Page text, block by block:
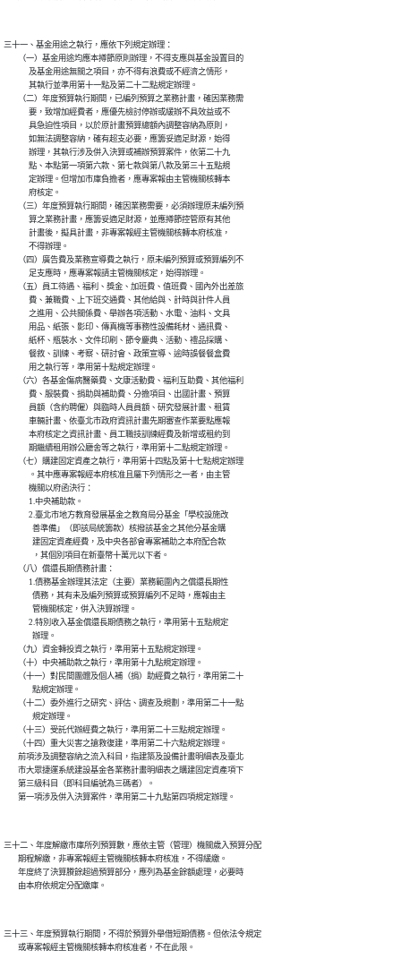
三十一、基金用途之執行，應依下列規定辦理：
        （一）基金用途均應本撙節原則辦理，不得支應與基金設置目的
              及基金用途無關之項目，亦不得有浪費或不經濟之情形，
              其執行並準用第十一點及第二十二點規定辦理。
        （二）年度預算執行期間，已編列預算之業務計畫，確因業務需
              要，致增加經費者，應優先檢討停辦或緩辦不具效益或不
              具急迫性項目，以於原計畫預算總額內調整容納為原則，
              如無法調整容納，確有超支必要，應籌妥適足財源，始得
              辦理，其執行涉及併入決算或補辦預算案件，依第二十九
              點、本點第一項第六款、第七款與第八款及第三十五點規
              定辦理。但增加市庫負擔者，應專案報由主管機關核轉本
              府核定。
        （三）年度預算執行期間，確因業務需要，必須辦理原未編列預
              算之業務計畫，應籌妥適足財源，並應撙節控管原有其他
              計畫後，擬具計畫，非專案報經主管機關核轉本府核准，
              不得辦理。
        （四）廣告費及業務宣導費之執行，原未編列預算或預算編列不
              足支應時，應專案報請主管機關核定，始得辦理。
        （五）員工待遇、福利、獎金、加班費、值班費、國內外出差旅
              費、兼職費、上下班交通費、其他給與、計時與計件人員
              之進用、公共關係費、舉辦各項活動、水電、油料、文具
              用品、紙張、影印、傳真機等事務性設備耗材、通訊費、
              紙杯、瓶裝水、文件印刷、節令慶典、活動、禮品採購、
              餐敘、訓練、考察、研討會、政策宣導、逾時誤餐餐盒費
              用之執行等，準用第十點規定辦理。
        （六）各基金傷病醫藥費、文康活動費、福利互助費、其他福利
              費、服裝費、捐助與補助費、分擔項目、出國計畫、預算
              員額（含約聘僱）與臨時人員員額、研究發展計畫、租賃
              車輛計畫、依臺北市政府資訊計畫先期審查作業要點應報
              本府核定之資訊計畫、員工職技訓練經費及新增或租約到
              期繼續租用辦公廳舍等之執行，準用第十二點規定辦理。
        （七）購建固定資產之執行，準用第十四點及第十七點規定辦理
              。其中應專案報經本府核准且屬下列情形之一者，由主管
              機關以府函決行：
              1.中央補助款。
              2.臺北市地方教育發展基金之教育局分基金「學校設施改
                善準備」（即該局統籌款）核撥該基金之其他分基金購
                建固定資產經費，及中央各部會專案補助之本府配合款
                ，其個別項目在新臺幣十萬元以下者。
        （八）償還長期債務計畫：
              1.債務基金辦理其法定（主要）業務範圍內之償還長期性
                債務，其有未及編列預算或預算編列不足時，應報由主
                管機關核定，併入決算辦理。
              2.特別收入基金償還長期債務之執行，準用第十五點規定
                辦理。
        （九）資金轉投資之執行，準用第十五點規定辦理。
        （十）中央補助款之執行，準用第十九點規定辦理。
        （十一）對民間團體及個人補（捐）助經費之執行，準用第二十
                點規定辦理。
        （十二）委外進行之研究、評估、調查及規劃，準用第二十一點
                規定辦理。
        （十三）受託代辦經費之執行，準用第二十三點規定辦理。
        （十四）重大災害之搶救復建，準用第二十六點規定辦理。
        前項涉及調整容納之流入科目，指建築及設備計畫明細表及臺北
        市大眾捷運系統建設基金各業務計畫明細表之購建固定資產項下
        第三級科目（即科目編號為三碼者）。
三十二、年度解繳市庫所列預算數，應依主管（管理）機關歲入預算分配
        期程解繳，非專案報經主管機關核轉本府核准，不得緩繳。
        年度終了決算賸餘超過預算部分，應列為基金餘額處理，必要時
三十三、年度預算執行期間，不得於預算外舉借短期債務。但依法令規定